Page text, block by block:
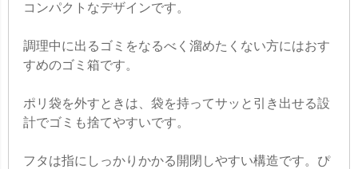
コンパクトなデザインです。
調理中に出るゴミをなるべく溜めたくない方にはおす
すめのゴミ箱です。
ポリ袋を外すときは、袋を持ってサッと引き出せる設
計でゴミも捨てやすいです。
フタは指にしっかりかかる開閉しやすい構造です。ぴ